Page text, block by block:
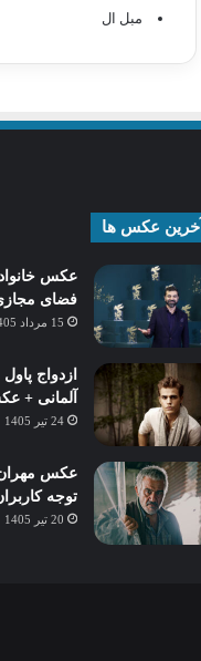
مبل ال
آخرین عکس ها
عکس
فضای
15 مرداد 1405
ازدواج
آلمانی +
24 تیر 1405
عکس مهران
توجه
20 تیر 1405